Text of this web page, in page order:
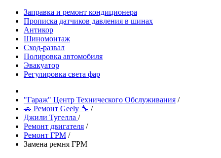
Заправка и ремонт кондиционера
Прописка датчиков давления в шинах
Антикор
Шиномонтаж
Сход-развал
Полировка автомобиля
Эвакуатор
Регулировка света фар
"Гараж" Центр Технического Обслуживания /
🚗 Ремонт Geely 🔧 /
Джили Тугелла /
Ремонт двигателя /
Ремонт ГРМ /
Замена ремня ГРМ